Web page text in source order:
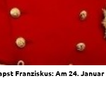
Franziskus: Am 24.